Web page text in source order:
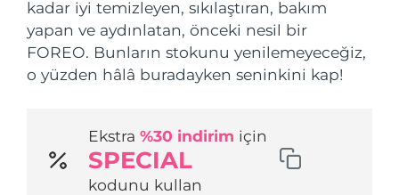
kadar iyi temizleyen, sıkılaştıran, bakım
yapan ve aydınlatan, önceki nesil bir
FOREO. Bunların stokunu yenilemeyeceğiz,
o yüzden hâlâ buradayken seninkini kap!
Ekstra%30 indirim için
SPECIAL
kodunu kullan
FAQ™ Dual LED Panel
POPÜLER
Özel teklifler Çok satanlar
Devletleri
Birleşik Krallık Tahmini teslim tarihi8/10/26
Avustralya Tahmini teslim tarihi